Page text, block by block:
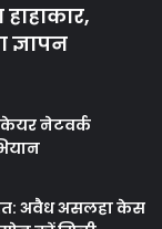
नेटवर्क
अवैध असलहा केस